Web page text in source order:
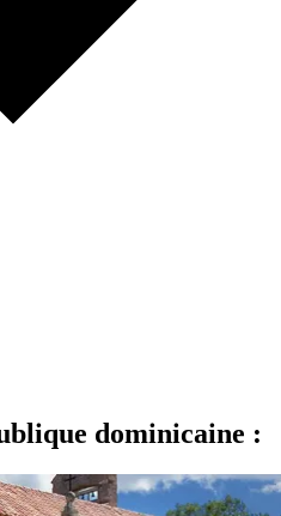
dominicaine :